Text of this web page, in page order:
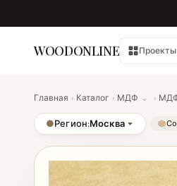
WOODONLINE Проекты
Главная › Каталог › МДФ ⌄ ›
●Регион:Москва